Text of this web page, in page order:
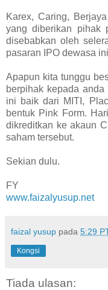
Karex, Caring,
yang diberikan pihak
disebabkan oleh
pasaran IPO dewasa
Apapun kita tunggu
berpihak kepada
ini baik dari MITI,
bentuk Pink Form.
dikreditkan ke akaun
saham tersebut.
Sekian dulu.
FY
www.faizalyusup.net
faizal yusup pada 5:29
Kongsi
Tiada ulasan: